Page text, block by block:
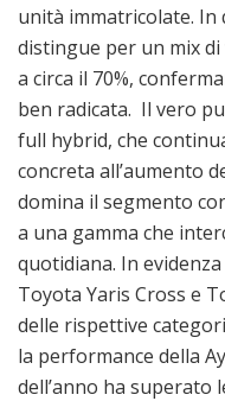
unità immatricolate. In
distingue per un mix
a circa il 70%,
ben radicata. Il vero
full hybrid, che
concreta all’aumento
domina il segmento
a una gamma che
quotidiana. In
Toyota Yaris Cross e
delle rispettive
la performance della
dell’anno ha superato